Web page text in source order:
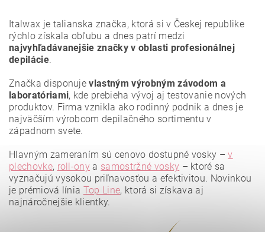
Vložením hodnotenie súhlasíte spodmienkami ochrany
osobných údajov.
Italwax je talianska značka, ktorá si v Českej republike
rýchlo získala obľubu a dnes patrí medzi
najvyhľadávanejšie značky v oblasti profesionálnej
depilácie.
Značka disponujevlastným výrobným závodom a
laboratóriami, kde prebieha vývoj aj testovanie nových
produktov. Firma vznikla ako rodinný podnik a dnes je
najväčším výrobcom depilačného sortimentu v
západnom svete.
Hlavným zameraním sú cenovo dostupné vosky –v
plechovke, roll-ony a samostržné vosky – ktoré sa
vyznačujú vysokou priľnavosťou a efektivitou. Novinkou
je prémiová línia Top Line, ktorá si získava aj
najnáročnejšie klientky.